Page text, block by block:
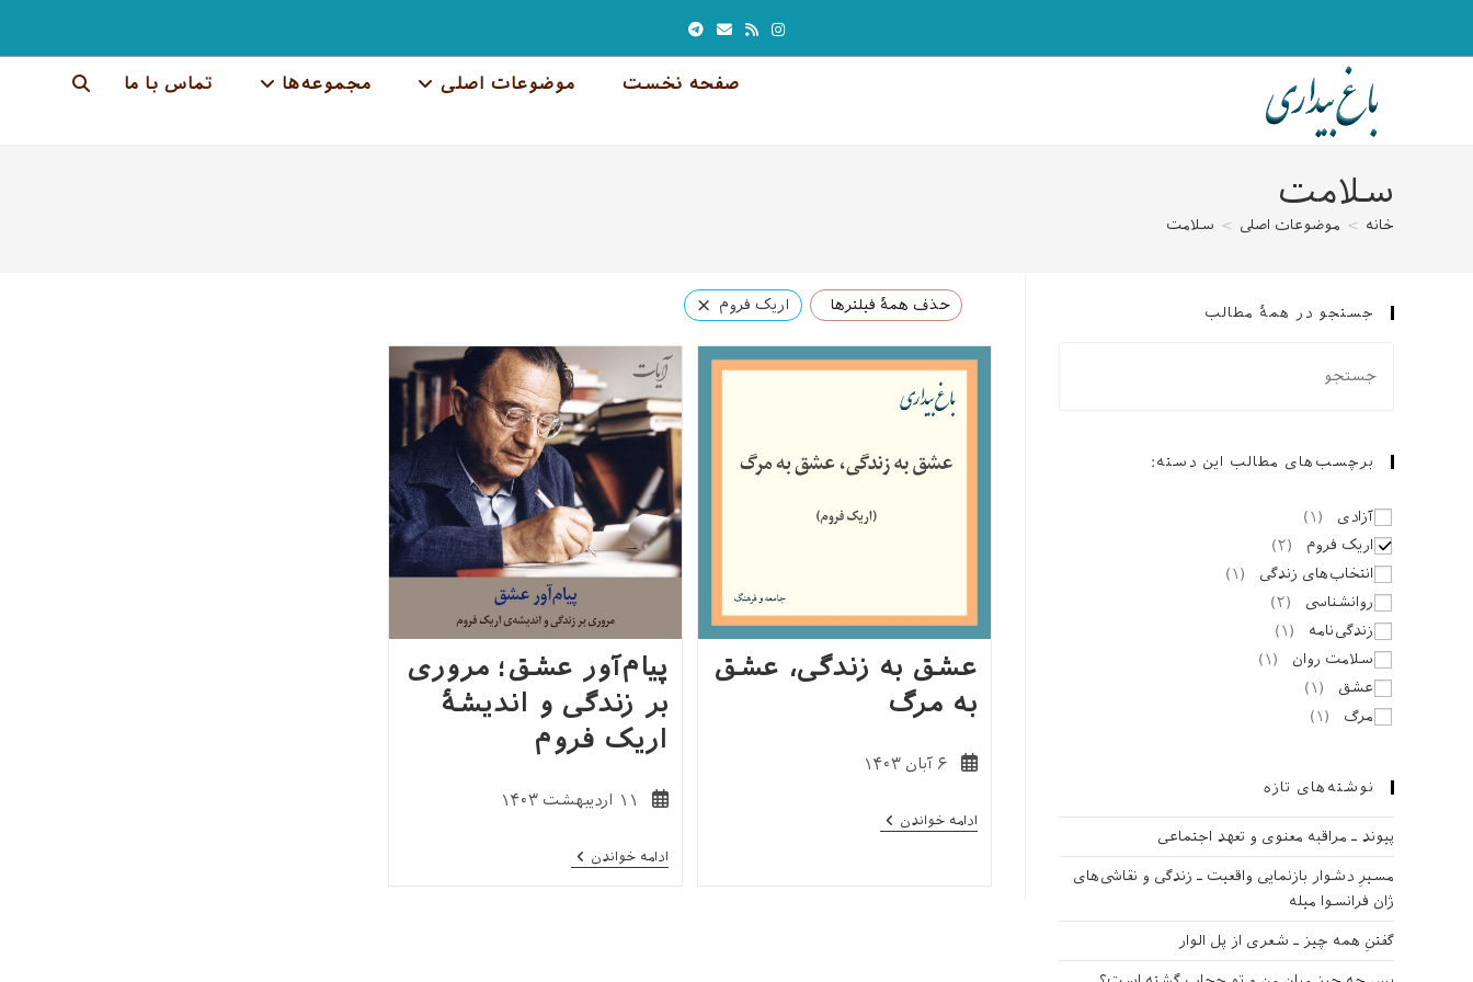
صفحه نخست موضوعات اصلی مجموعه‌ها تماس با ما جستجوی
سلامت
خانه > موضوعات اصلی > سلامت
حذف همهٔ فیلترها اریک فروم ×
عشق به زندگی، عشق
به مرگ
نوشته
است:
۶ آبان ۱۴۰۳
ادامه خواندن عشق
پیام‌آور عشق؛ مروری
بر زندگی و اندیشهٔ
اریک فروم
نوشته
است:
۱۱ اردیبهشت ۱۴۰۳
ادامه خواندن پیام‌آور
جستجو در همهٔ مطالب
برچسب‌های مطالب این دسته:
آزادی ( ۱ )
اریک فروم
(۲)
انتخاب‌های زندگی
( ۱ )
روانشناسی
(۲)
زندگی‌نامه
( ۱ )
سلامت روان
( ۱ )
عشق
( ۱ )
مرگ
( ۱ )
نوشته‌های تازه
پیوند ـ مراقبه‌ معنوی و تعهد اجتماعی
مسیرِ دشوار بازنمایی واقعیت ـ زندگی و نقاشی‌های
ژان فرانسوا میله
گفتنِ همه چیز ـ شعری از پل الوار